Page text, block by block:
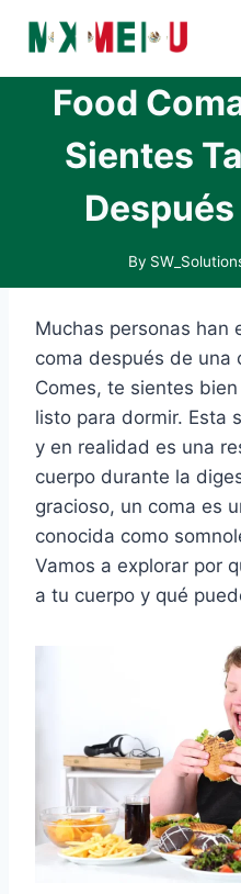
content
Food
Sientes
By
Muchas personas han
coma después de una
Comes, te sientes
listo para dormir. Esta
y en realidad es una
cuerpo durante la
gracioso, un coma es
conocida como
Vamos a explorar por
a tu cuerpo y qué